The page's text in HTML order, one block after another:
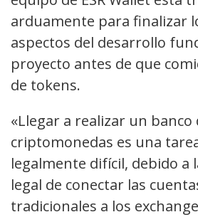
arduamente para finalizar
aspectos del desarrollo
proyecto antes de que
de tokens.
«Llegar a realizar un banco
criptomonedas es una
legalmente difícil, debido a
legal de conectar las
tradicionales a los